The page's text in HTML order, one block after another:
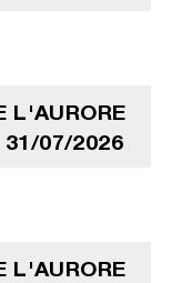
L'AURORE
31/07/2026
L'AURORE